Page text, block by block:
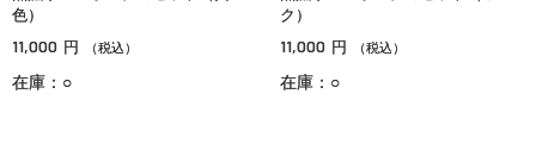
色）
11,000 円 （税込）
在庫：○
ク）
11,000 円 （税込）
在庫：○